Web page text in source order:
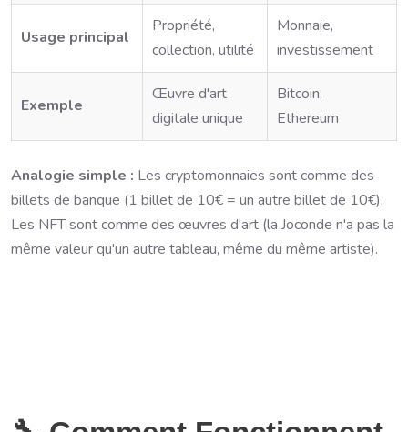
Usage principal
Propriété,
collection, utilité
Monnaie,
investissement
Exemple
Œuvre d'art
digitale unique
Bitcoin,
Ethereum
Analogie simple : Les cryptomonnaies sont comme des
billets de banque (1 billet de 10€ = un autre billet de 10€).
Les NFT sont comme des œuvres d'art (la Joconde n'a pas la
même valeur qu'un autre tableau, même du même artiste).